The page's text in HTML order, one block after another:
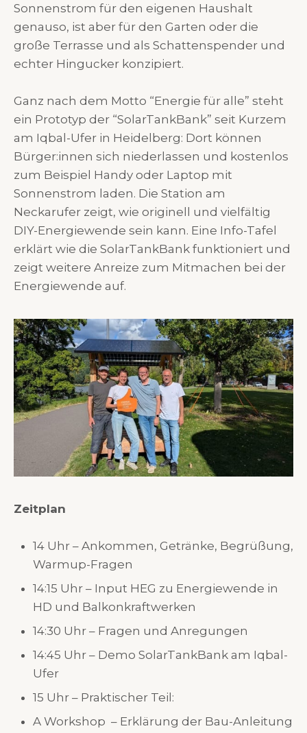
Sonnenstrom für den eigenen Haushalt
genauso, ist aber für den Garten oder die
große Terrasse und als Schattenspender und
echter Hingucker konzipiert.
Ganz nach dem Motto “Energie für alle” steht
ein Prototyp der “SolarTankBank” seit Kurzem
am Iqbal-Ufer in Heidelberg: Dort können
Bürger:innen sich niederlassen und kostenlos
zum Beispiel Handy oder Laptop mit
Sonnenstrom laden. Die Station am
Neckarufer zeigt, wie originell und vielfältig
DIY-Energiewende sein kann. Eine Info-Tafel
erklärt wie die SolarTankBank funktioniert und
zeigt weitere Anreize zum Mitmachen bei der
Energiewende auf.
Zeitplan
14 Uhr – Ankommen, Getränke, Begrüßung,
Warmup-Fragen
14:15 Uhr – Input HEG zu Energiewende in
HD und Balkonkraftwerken
14:30 Uhr – Fragen und Anregungen
14:45 Uhr – Demo SolarTankBank am Iqbal-
Ufer
15 Uhr – Praktischer Teil:
A Workshop – Erklärung der Bau-Anleitung